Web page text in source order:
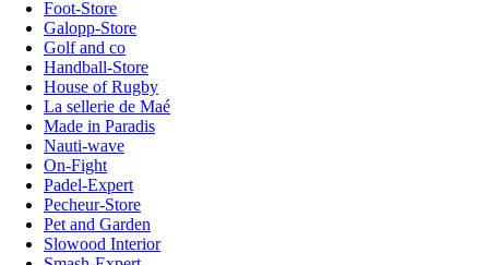
Foot-Store
Galopp-Store
Golf and co
Handball-Store
House of Rugby
La sellerie de Maé
Made in Paradis
Nauti-wave
On-Fight
Padel-Expert
Pecheur-Store
Pet and Garden
Slowood Interior